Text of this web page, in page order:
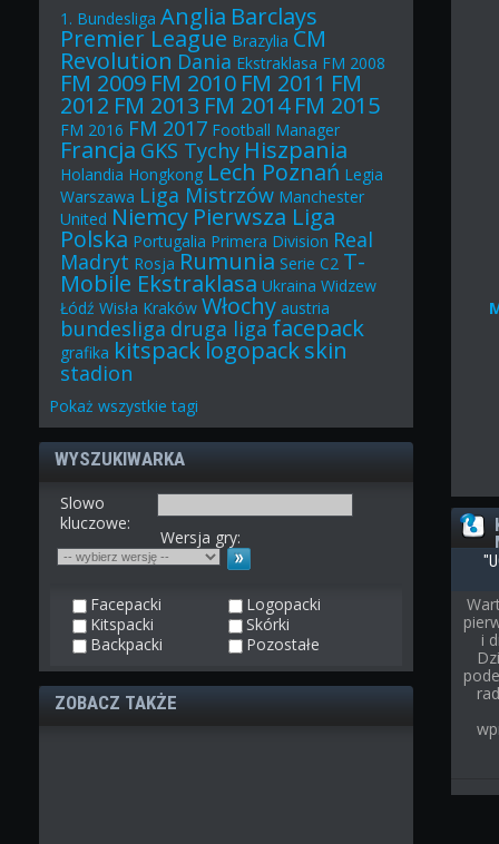
1. Bundesliga Anglia Barclays
Premier League Brazylia CM
Revolution Dania Ekstraklasa FM 2008
FM 2009 FM 2010 FM 2011 FM
2012 FM 2013 FM 2014 FM 2015
FM 2016 FM 2017 Football Manager
Francja GKS Tychy Hiszpania
Holandia Hongkong Lech Poznań Legia
Warszawa Liga Mistrzów Manchester
United Niemcy Pierwsza Liga
Polska Portugalia Primera Division Real
Madryt Rosja Rumunia Serie C2 T-
Mobile Ekstraklasa Ukraina Widzew
Łódź Wisła Kraków Włochy austria
bundesliga druga ligafacepack
grafika kitspacklogopackskin
stadion
Pokażwszystkie tagi
WYSZUKIWARKA
Slowo
kluczowe:
Wersja gry:
Facepacki
Logopacki
Kitspacki
Skórki
Backpacki
Pozostałe
ZOBACZ TAKŻE
i